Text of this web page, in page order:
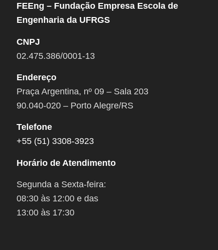
FEEng – Fundação Empresa Escola de
Engenharia da UFRGS
CNPJ
02.475.386/0001-13
Endereço
Praça Argentina, nº 09 – Sala 203
90.040-020 – Porto Alegre/RS
Telefone
+55 (51) 3308-3923
Horário de Atendimento
Segunda a Sexta-feira:
08:30 às 12:00 e das
13:00 às 17:30